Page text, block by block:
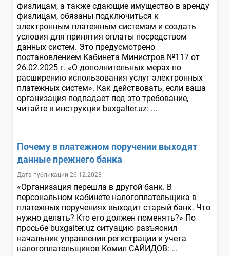
физлицам, а также сдающие имущество в аренду
физлицам, обязаны подключиться к
электронным платежным системам и создать
условия для принятия оплаты посредством
данных систем. Это предусмотрено
постановлением Кабинета Министров №117 от
26.02.2025 г. «О дополнительных мерах по
расширению использования услуг электронных
платежных систем». Как действовать, если ваша
организация подпадает под это требование,
читайте в инструкции buxgalter.uz: ...
Почему в платежном поручении выходят
данные прежнего банка
Дата публикации 26.12.2023
«Организация перешла в другой банк. В
персональном кабинете налогоплательщика в
платежных поручениях выходит старый банк. Что
нужно делать? Кто его должен поменять?» По
просьбе buxgalter.uz ситуацию разъяснил
начальник управления регистрации и учета
налогоплательщиков Комил САЙИДОВ: ...